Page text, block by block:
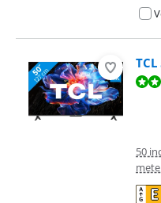
Beoordeling is 8,3 van de 10,
50